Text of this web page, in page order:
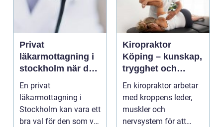
Privat
läkarmottagning i
stockholm när du
vill ha tid, trygghet
och specialistvård
En privat
läkarmottagning i
Stockholm kan vara ett
bra val för den som vill
Kiropraktor
Köping – kunskap,
trygghet och
behandling som
gör skillnad
En kiropraktor arbetar
med kroppens leder,
muskler och
nervsystem för att